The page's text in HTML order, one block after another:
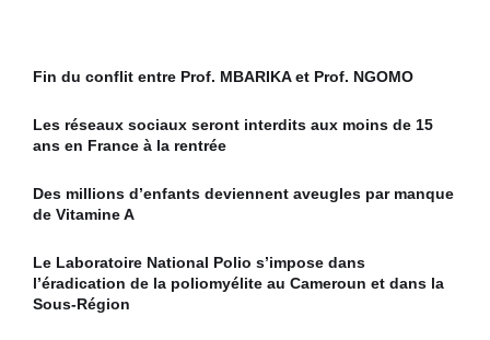
Fin du conflit entre Prof. MBARIKA et Prof. NGOMO
Les réseaux sociaux seront interdits aux moins de 15
ans en France à la rentrée
Des millions d’enfants deviennent aveugles par manque
de Vitamine A
Le Laboratoire National Polio s’impose dans
l’éradication de la poliomyélite au Cameroun et dans la
Sous-Région